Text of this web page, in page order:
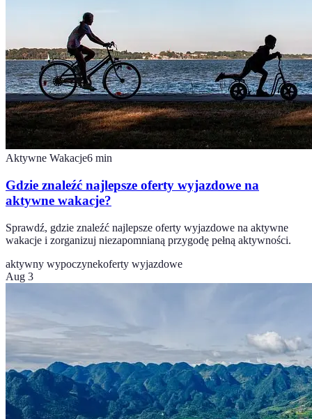
Aktywne Wakacje6 min
Gdzie znaleźć najlepsze oferty wyjazdowe na
aktywne wakacje?
Sprawdź, gdzie znaleźć najlepsze oferty wyjazdowe na aktywne
wakacje i zorganizuj niezapomnianą przygodę pełną aktywności.
aktywny wypoczynekoferty wyjazdowe
Aug 3